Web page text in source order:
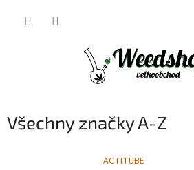
Všechny značky A-Z
ACTITUBE